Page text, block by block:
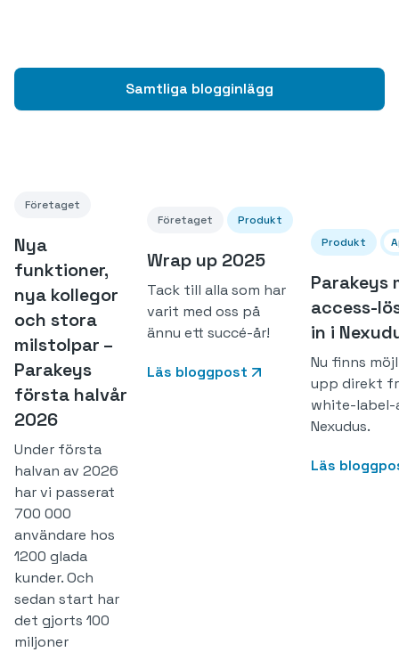
Samtliga blogginlägg
Företaget
Nya
funktioner,
nya kollegor
och stora
milstolpar –
Parakeys
första halvår
2026
Under första
halvan av 2026
har vi passerat
700 000
användare hos
1200 glada
kunder. Och
sedan start har
det gjorts 100
miljoner
Företaget Produkt
Wrap up 2025
Tack till alla som har
varit med oss på
ännu ett succé-år!
Läs bloggpost
Produkt
Parakeys
access-
in i
Nu finns
upp direkt
white-
Nexudus.
Läs